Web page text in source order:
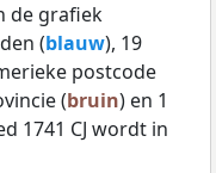
de grafiek
(blauw), 19
postcode
(bruin) en 1
1741 CJ wordt in